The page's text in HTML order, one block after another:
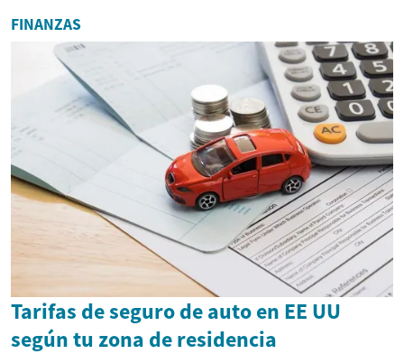
FINANZAS
Tarifas de seguro de auto en EE UU
según tu zona de residencia